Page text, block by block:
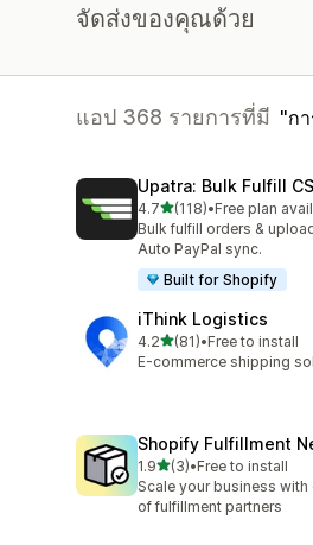
จัดส่งของคุณด้วย
แอป 368 รายการที่มี ก
Upatra: Bulk Fulfill
4.7เต็ม 5 ดาว
(118)
ทั้งหมด 118 รีวิว
•Free plan
Bulk fulfill orders &
Auto PayPal sync.
Built for Shopify
iThink Logistics
4.2เต็ม 5 ดาว
(81)
ทั้งหมด 81 รีวิว
•Free to install
E-commerce shipping
Shopify Fulfillment
1.9เต็ม 5 ดาว
(3)
ทั้งหมด 3 รีวิว
•Free to install
Scale your business with
of fulfillment partners